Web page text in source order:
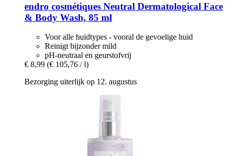
endro cosmétiques Neutral Dermatological Face
& Body Wash, 85 ml
Voor alle huidtypes - vooral de gevoelige huid
Reinigt bijzonder mild
pH-neutraal en geurstofvrij
€ 8,99 (€ 105,76 / l)
Bezorging uiterlijk op 12. augustus